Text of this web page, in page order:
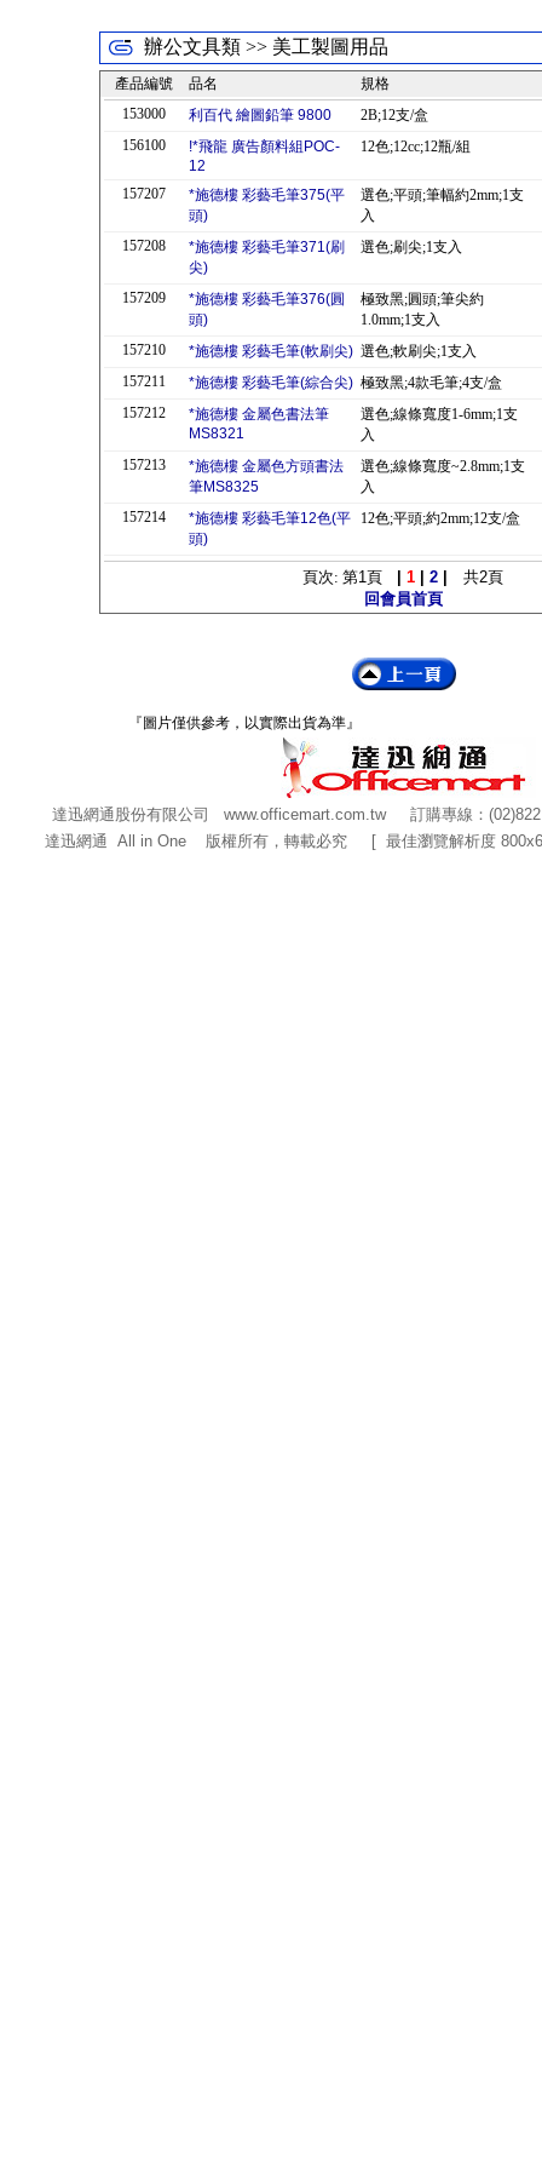
辦公文具類 >> 美工製圖用品
產品編號 品名
規格
153000
利百代 繪圖鉛筆 9800
2B;12支/盒
156100
!*飛龍 廣告顏料組POC-
12
12色;12cc;12瓶/組
157207
*施德樓 彩藝毛筆375(平
頭)
選色;平頭;筆幅約2mm;1支
入
157208
*施德樓 彩藝毛筆371(刷
尖)
選色;刷尖;1支入
157209
*施德樓 彩藝毛筆376(圓
頭)
極致黑;圓頭;筆尖約
1.0mm;1支入
157210
*施德樓 彩藝毛筆(軟刷尖) 選色;軟刷尖;1支入
157211
*施德樓 彩藝毛筆(綜合尖) 極致黑;4款毛筆;4支/盒
157212
*施德樓 金屬色書法筆
MS8321
選色;線條寬度1-6mm;1支
入
157213
*施德樓 金屬色方頭書法
筆MS8325
選色;線條寬度~2.8mm;1支
入
157214
*施德樓 彩藝毛筆12色(平
頭)
12色;平頭;約2mm;12支/盒
頁次: 第1頁 1 2 共2頁
回會員首頁
『圖片僅供參考，以實際出貨為準』
達迅網通股份有限公司 www.officemart.com.tw訂購專線：
達迅網通 All in One 版權所有，轉載必究 [ 最佳瀏覽解析度